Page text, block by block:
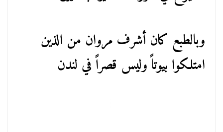
وبالطبع كان أشرف مروان من الذين
امتلكوا بيوتاً وليس قصراً في لندن